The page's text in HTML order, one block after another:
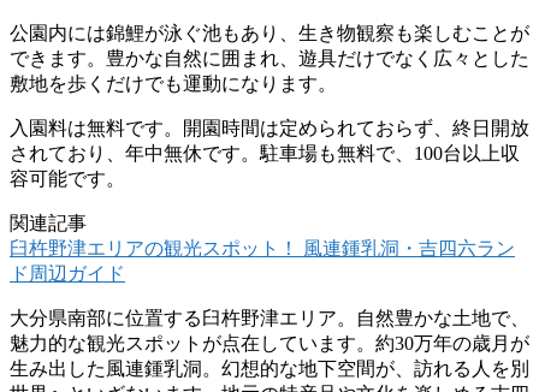
公園内には錦鯉が泳ぐ池もあり、生き物観察も楽しむことが
できます。豊かな自然に囲まれ、遊具だけでなく広々とした
敷地を歩くだけでも運動になります。
入園料は無料です。開園時間は定められておらず、終日開放
されており、年中無休です。駐車場も無料で、100台以上収
容可能です。
関連記事
臼杵野津エリアの観光スポット！ 風連鍾乳洞・吉四六ラン
ド周辺ガイド
大分県南部に位置する臼杵野津エリア。自然豊かな土地で、
魅力的な観光スポットが点在しています。約30万年の歳月が
生み出した風連鍾乳洞。幻想的な地下空間が、訪れる人を別